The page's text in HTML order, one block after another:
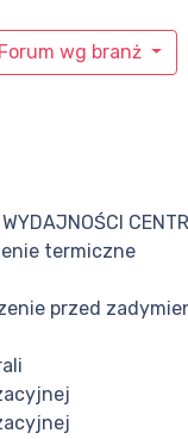
Forum wg branż
termiczne
przed